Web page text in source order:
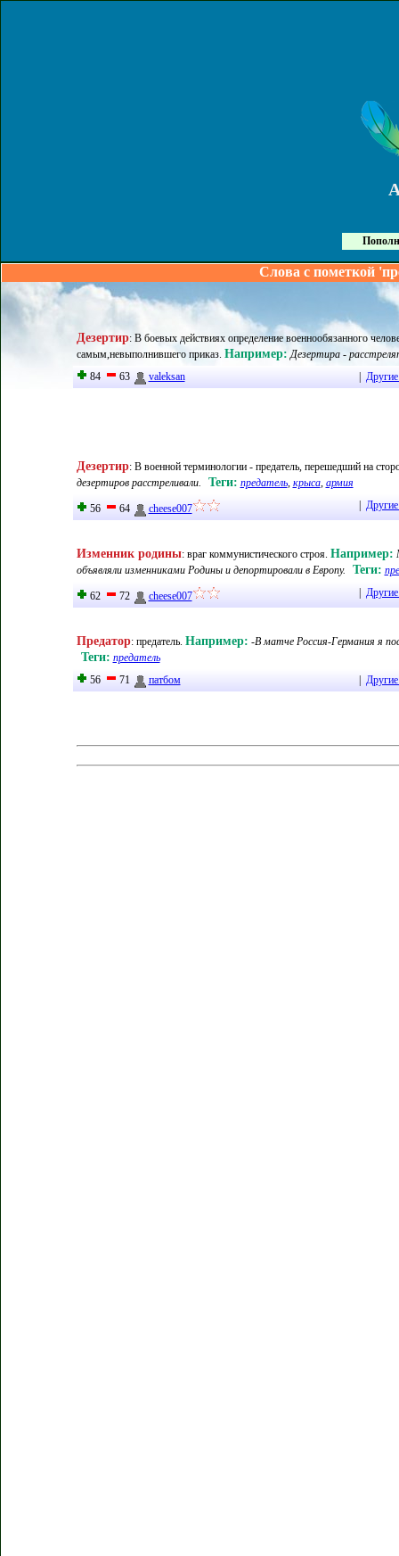
Слова с пометкой
Дезертир: В боевых действиях определение военнообязанного
самым,невыполнившего приказ. Например: Дезертира -
84
63 valeksan
Дезертир: В военной терминологии - предатель, перешедший на
дезертиров расстреливали.
Теги: предатель, крыса, армия
56 64 cheese007
Изменник родины: враг коммунистического строя. Например:
объявляли изменниками Родины и депортировали в Европу.
Теги:
62 72 cheese007
Предатор: предатель. Например: -В матче Россия-Германия я
Теги: предатель
56
71 патбом